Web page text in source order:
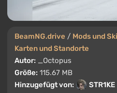
BeamNG.drive / Mods und
Karten und Standorte
Autor: _Octopus
Größe: 115.67 MB
Hinzugefügt von:
STR1KE